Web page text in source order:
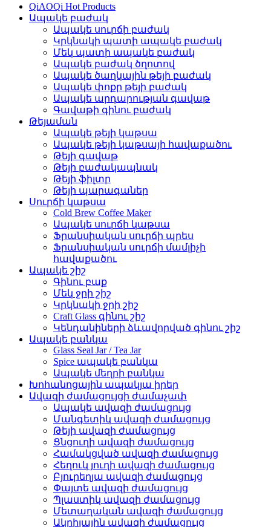
QiAOQi Hot Products
Ապակե բաժակ
Ապակե սուրճի բաժակ
Կրկնակի պատի ապակե բաժակ
Մեկ պատի ապակե բաժակ
Ապակե բաժակ ծղոտով
Ապակե ծաղկային թեյի բաժակ
Ապակե փոքր թեյի բաժակ
Ապակե արդարության գավաթ
Գավաթի գինու բաժակ
Թեյաման
Ապակե թեյի կաթսա
Ապակե թեյի կաթսայի հավաքածու
Թեյի գավաթ
Թեյի բաժակապնակ
Թեյի ֆիլտր
Թեյի պարագաներ
Սուրճի կաթսա
Cold Brew Coffee Maker
Ապակե սուրճի կաթսա
Ֆրանսիական սուրճի պրես
Ֆրանսիական սուրճի մամլիչի
հավաքածու
Ապակե շիշ
Գինու բաք
Մեկ ջրի շիշ
Կրկնակի ջրի շիշ
Craft Glass գինու շիշ
Կենդանիների ձևավորված գինու շիշ
Ապակե բանկա
Glass Seal Jar / Tea Jar
Spice ապակե բանկա
Ապակե մեղրի բանկա
Խոհանոցային ապակյա իրեր
Ավազի ժամացույցի ժամաչափ
Ապակե ավազի ժամացույց
Մանգետիկ ավազի ժամացույց
Թեյի ավազի ժամացույց
Ցնցուղի ավազի ժամացույց
Համակցված ավազի ժամացույց
Հեղուկ յուղի ավազի ժամացույց
Բյուրեղյա ավազի ժամացույց
Փայտե ավազի ժամացույց
Պլաստիկ ավազի ժամացույց
Մետաղական ավազի ժամացույց
Ակրիլային ավազի ժամացույց